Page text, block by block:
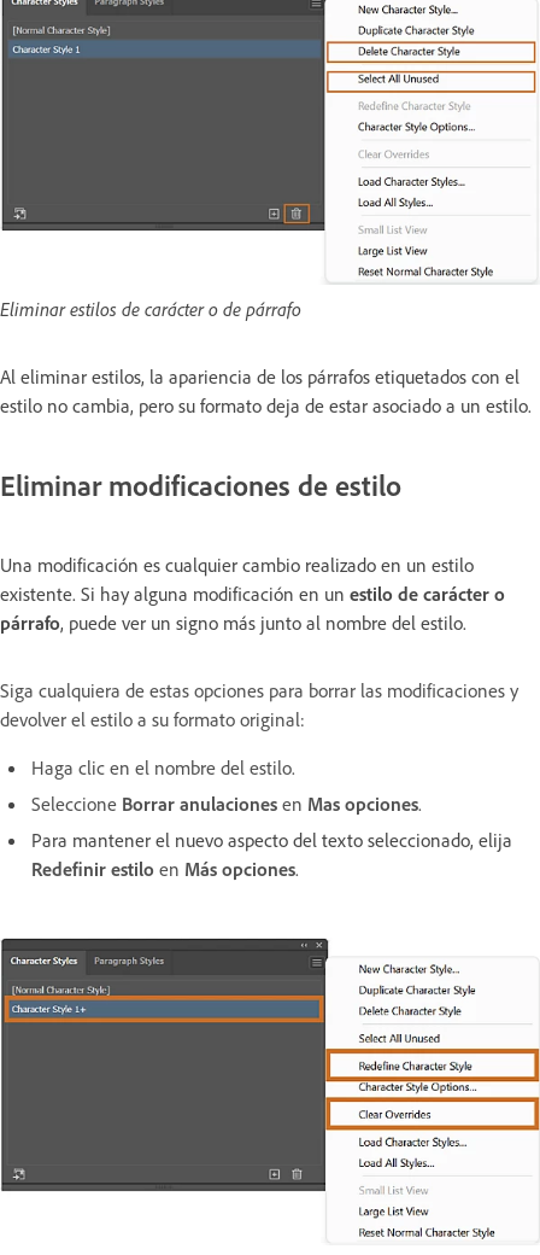
Eliminar estilos de carácter o de párrafo
Al eliminar estilos, la apariencia de los párrafos etiquetados con el
estilo no cambia, pero su formato deja de estar asociado a un estilo.
Eliminar modificaciones de estilo
Una modificación es cualquier cambio realizado en un estilo
existente. Si hay alguna modificación en un estilo de carácter o
párrafo, puede ver un signo más junto al nombre del estilo.
Siga cualquiera de estas opciones para borrar las modificaciones y
devolver el estilo a su formato original:
Haga clic en el nombre del estilo.
Seleccione Borrar anulaciones en Mas opciones.
Para mantener el nuevo aspecto del texto seleccionado, elija
Redefinir estilo en Más opciones.